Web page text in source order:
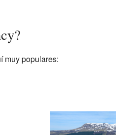
muy populares: